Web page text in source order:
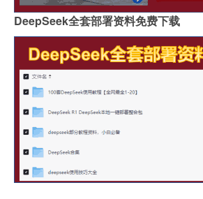
DeepSeek全套部署资料免费下载